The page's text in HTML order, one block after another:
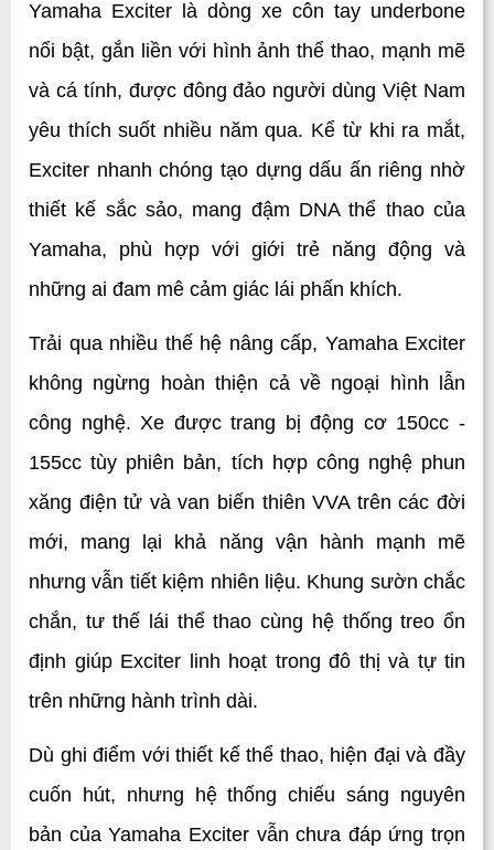
Yamaha Exciter là dòng xe côn tay underbone
nổi bật, gắn liền với hình ảnh thể thao, mạnh mẽ
và cá tính, được đông đảo người dùng Việt Nam
yêu thích suốt nhiều năm qua. Kể từ khi ra mắt,
Exciter nhanh chóng tạo dựng dấu ấn riêng nhờ
thiết kế sắc sảo, mang đậm DNA thể thao của
Yamaha, phù hợp với giới trẻ năng động và
những ai đam mê cảm giác lái phấn khích.
Trải qua nhiều thế hệ nâng cấp, Yamaha Exciter
không ngừng hoàn thiện cả về ngoại hình lẫn
công nghệ. Xe được trang bị động cơ 150cc -
155cc tùy phiên bản, tích hợp công nghệ phun
xăng điện tử và van biến thiên VVA trên các đời
mới, mang lại khả năng vận hành mạnh mẽ
nhưng vẫn tiết kiệm nhiên liệu. Khung sườn chắc
chắn, tư thế lái thể thao cùng hệ thống treo ổn
định giúp Exciter linh hoạt trong đô thị và tự tin
trên những hành trình dài.
Dù ghi điểm với thiết kế thể thao, hiện đại và đầy
cuốn hút, nhưng hệ thống chiếu sáng nguyên
bản của Yamaha Exciter vẫn chưa đáp ứng trọn